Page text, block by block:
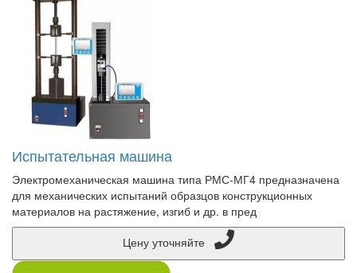
Испытательная машина
Электромеханическая машина типа РМС-МГ4 предназначена
для механических испытаний образцов конструкционных
материалов на растяжение, изгиб и др. в пред